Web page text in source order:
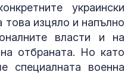
украински
изцяло и напълно
власти и на
отбраната. Но като
специалната военна